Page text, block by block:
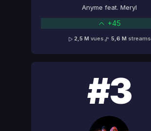
Anyme feat. Meryl
+45
2,5 M vues 5,6 M streams
#3